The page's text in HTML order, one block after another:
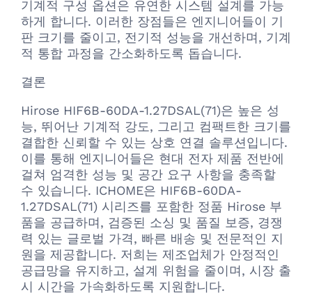
기계적 구성 옵션은 유연한 시스템 설계를 가능
하게 합니다. 이러한 장점들은 엔지니어들이 기
판 크기를 줄이고, 전기적 성능을 개선하며, 기계
적 통합 과정을 간소화하도록 돕습니다.
결론
Hirose HIF6B-60DA-1.27DSAL(71)은 높은 성
능, 뛰어난 기계적 강도, 그리고 컴팩트한 크기를
결합한 신뢰할 수 있는 상호 연결 솔루션입니다.
이를 통해 엔지니어들은 현대 전자 제품 전반에
걸쳐 엄격한 성능 및 공간 요구 사항을 충족할
수 있습니다. ICHOME은 HIF6B-60DA-
1.27DSAL(71) 시리즈를 포함한 정품 Hirose 부
품을 공급하며, 검증된 소싱 및 품질 보증, 경쟁
력 있는 글로벌 가격, 빠른 배송 및 전문적인 지
원을 제공합니다. 저희는 제조업체가 안정적인
공급망을 유지하고, 설계 위험을 줄이며, 시장 출
시 시간을 가속화하도록 지원합니다.